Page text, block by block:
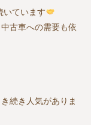
いています
古車への需要も依
続き人気がありま